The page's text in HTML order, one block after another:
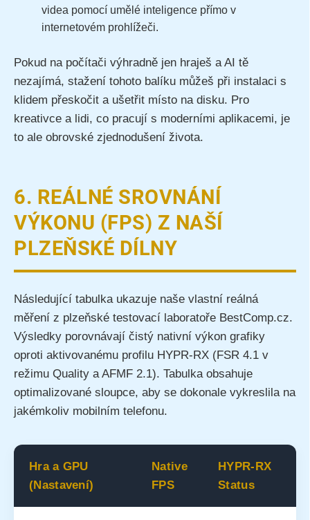
videa pomocí umělé inteligence přímo v
internetovém prohlížeči.
Pokud na počítači výhradně jen hraješ a AI tě
nezajímá, stažení tohoto balíku můžeš při instalaci s
klidem přeskočit a ušetřit místo na disku. Pro
kreativce a lidi, co pracují s moderními aplikacemi, je
to ale obrovské zjednodušení života.
6. REÁLNÉ SROVNÁNÍ
VÝKONU (FPS) Z NAŠÍ
PLZEŇSKÉ DÍLNY
Následující tabulka ukazuje naše vlastní reálná
měření z plzeňské testovací laboratoře BestComp.cz.
Výsledky porovnávají čistý nativní výkon grafiky
oproti aktivovanému profilu HYPR-RX (FSR 4.1 v
režimu Quality a AFMF 2.1). Tabulka obsahuje
optimalizované sloupce, aby se dokonale vykreslila na
jakémkoliv mobilním telefonu.
Hra a GPU
(Nastavení)
Native
FPS
HYPR-RX
Status